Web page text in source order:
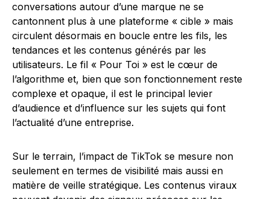
conversations autour d’une marque ne se
cantonnent plus à une plateforme « cible » mais
circulent désormais en boucle entre les fils, les
tendances et les contenus générés par les
utilisateurs. Le fil « Pour Toi » est le cœur de
l’algorithme et, bien que son fonctionnement reste
complexe et opaque, il est le principal levier
d’audience et d’influence sur les sujets qui font
l’actualité d’une entreprise.
Sur le terrain, l’impact de TikTok se mesure non
seulement en termes de visibilité mais aussi en
matière de veille stratégique. Les contenus viraux